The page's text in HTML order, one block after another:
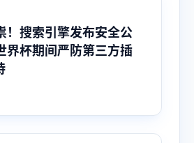
！搜索引擎发布安全公
界杯期间严防第三方插